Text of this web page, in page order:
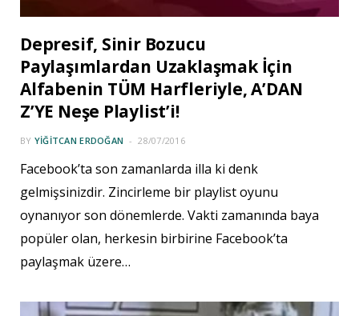
Depresif, Sinir Bozucu
Paylaşımlardan Uzaklaşmak İçin
Alfabenin TÜM Harfleriyle, A’DAN
Z’YE Neşe Playlist’i!
BY YIĞITCAN ERDOĞAN 28/07/2016
Facebook’ta son zamanlarda illa ki denk
gelmişsinizdir. Zincirleme bir playlist oyunu
oynanıyor son dönemlerde. Vakti zamanında baya
popüler olan, herkesin birbirine Facebook’ta
paylaşmak üzere…